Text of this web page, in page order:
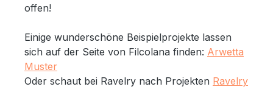
offen!
Einige wunderschöne Beispielprojekte lassen
sich auf der Seite von Filcolana finden: Arwetta
Muster
Oder schaut bei Ravelry nach Projekten Ravelry